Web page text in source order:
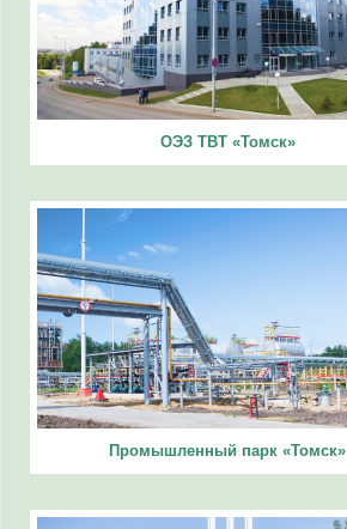
ОЭЗ ТВТ «Томск»
Промышленный парк «Томск»